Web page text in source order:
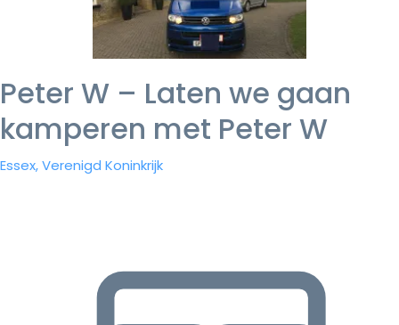
Peter W – Laten we gaan
kamperen met Peter W
Essex, Verenigd Koninkrijk